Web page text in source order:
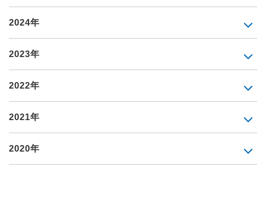
2024年
2023年
2022年
2021年
2020年